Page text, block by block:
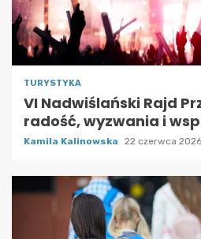
TURYSTYKA
VI Nadwiślański Rajd
radość, wyzwania i
Kamila Kalinowska 22 czerwca 2026